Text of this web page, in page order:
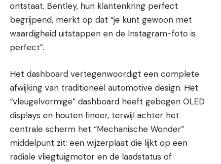
ontstaat. Bentley, hun klantenkring perfect
begrijpend, merkt op dat “je kunt gewoon met
waardigheid uitstappen en de Instagram-foto is
perfect”.
Het dashboard vertegenwoordigt een complete
afwijking van traditioneel automotive design. Het
“vleugelvormige” dashboard heeft gebogen OLED
displays en houten fineer, terwijl achter het
centrale scherm het “Mechanische Wonder”
middelpunt zit: een wijzerplaat die lijkt op een
radiale vliegtuigmotor en de laadstatus of